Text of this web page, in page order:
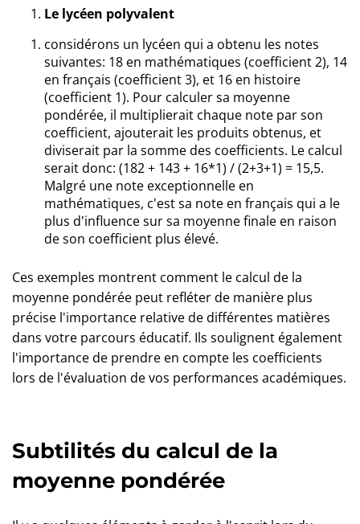
Le lycéen polyvalent
considérons un lycéen qui a obtenu les notes
suivantes: 18 en mathématiques (coefficient 2), 14
en français (coefficient 3), et 16 en histoire
(coefficient 1). Pour calculer sa moyenne
pondérée, il multiplierait chaque note par son
coefficient, ajouterait les produits obtenus, et
diviserait par la somme des coefficients. Le calcul
serait donc: (182 + 143 + 16*1) / (2+3+1) = 15,5.
Malgré une note exceptionnelle en
mathématiques, c'est sa note en français qui a le
plus d'influence sur sa moyenne finale en raison
de son coefficient plus élevé.
Ces exemples montrent comment le calcul de la
moyenne pondérée peut refléter de manière plus
précise l'importance relative de différentes matières
dans votre parcours éducatif. Ils soulignent également
l'importance de prendre en compte les coefficients
lors de l'évaluation de vos performances académiques.
Subtilités du calcul de la
moyenne pondérée